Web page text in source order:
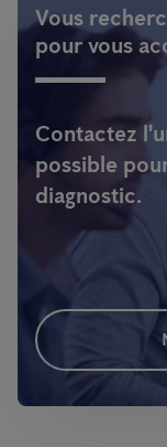
Vous
pour vous
Contactez
possible
diagnostic.